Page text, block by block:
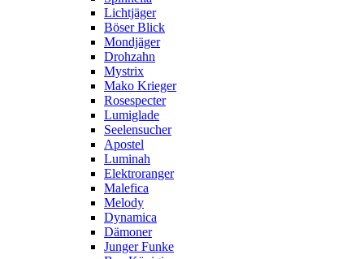
Lichtjäger
Böser Blick
Mondjäger
Drohzahn
Mystrix
Mako Krieger
Rosespecter
Lumiglade
Seelensucher
Apostel
Luminah
Elektroranger
Malefica
Melody
Dynamica
Dämoner
Junger Funke